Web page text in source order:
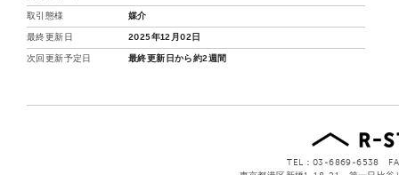
取引態様 媒介
最終更新日 2025年12月02日
次回更新予定日 最終更新日から約2週間
TEL：03-6869-6538